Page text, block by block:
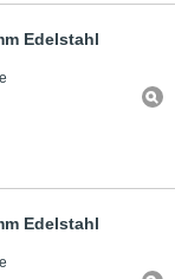
Edelstahl
Edelstahl